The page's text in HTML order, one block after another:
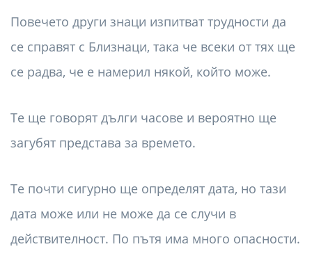
Повечето други знаци изпитват трудности да
се справят с Близнаци, така че всеки от тях ще
се радва, че е намерил някой, който може.
Те ще говорят дълги часове и вероятно ще
загубят представа за времето.
Те почти сигурно ще определят дата, но тази
дата може или не може да се случи в
действителност. По пътя има много опасности.